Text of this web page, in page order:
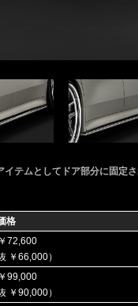
テムとしてドア部分に固定
格
￥72,600
￥66,000）
￥99,000
￥90,000）